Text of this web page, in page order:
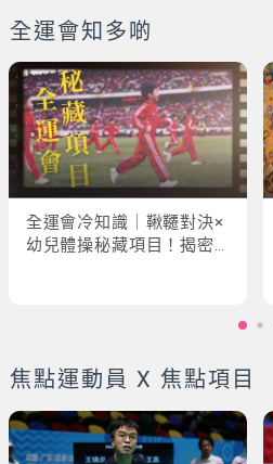
全運會知多啲
全運會冷知識｜鞦韆對決×
幼兒體操秘藏項目！揭密
焦點運動員 X 焦點項目